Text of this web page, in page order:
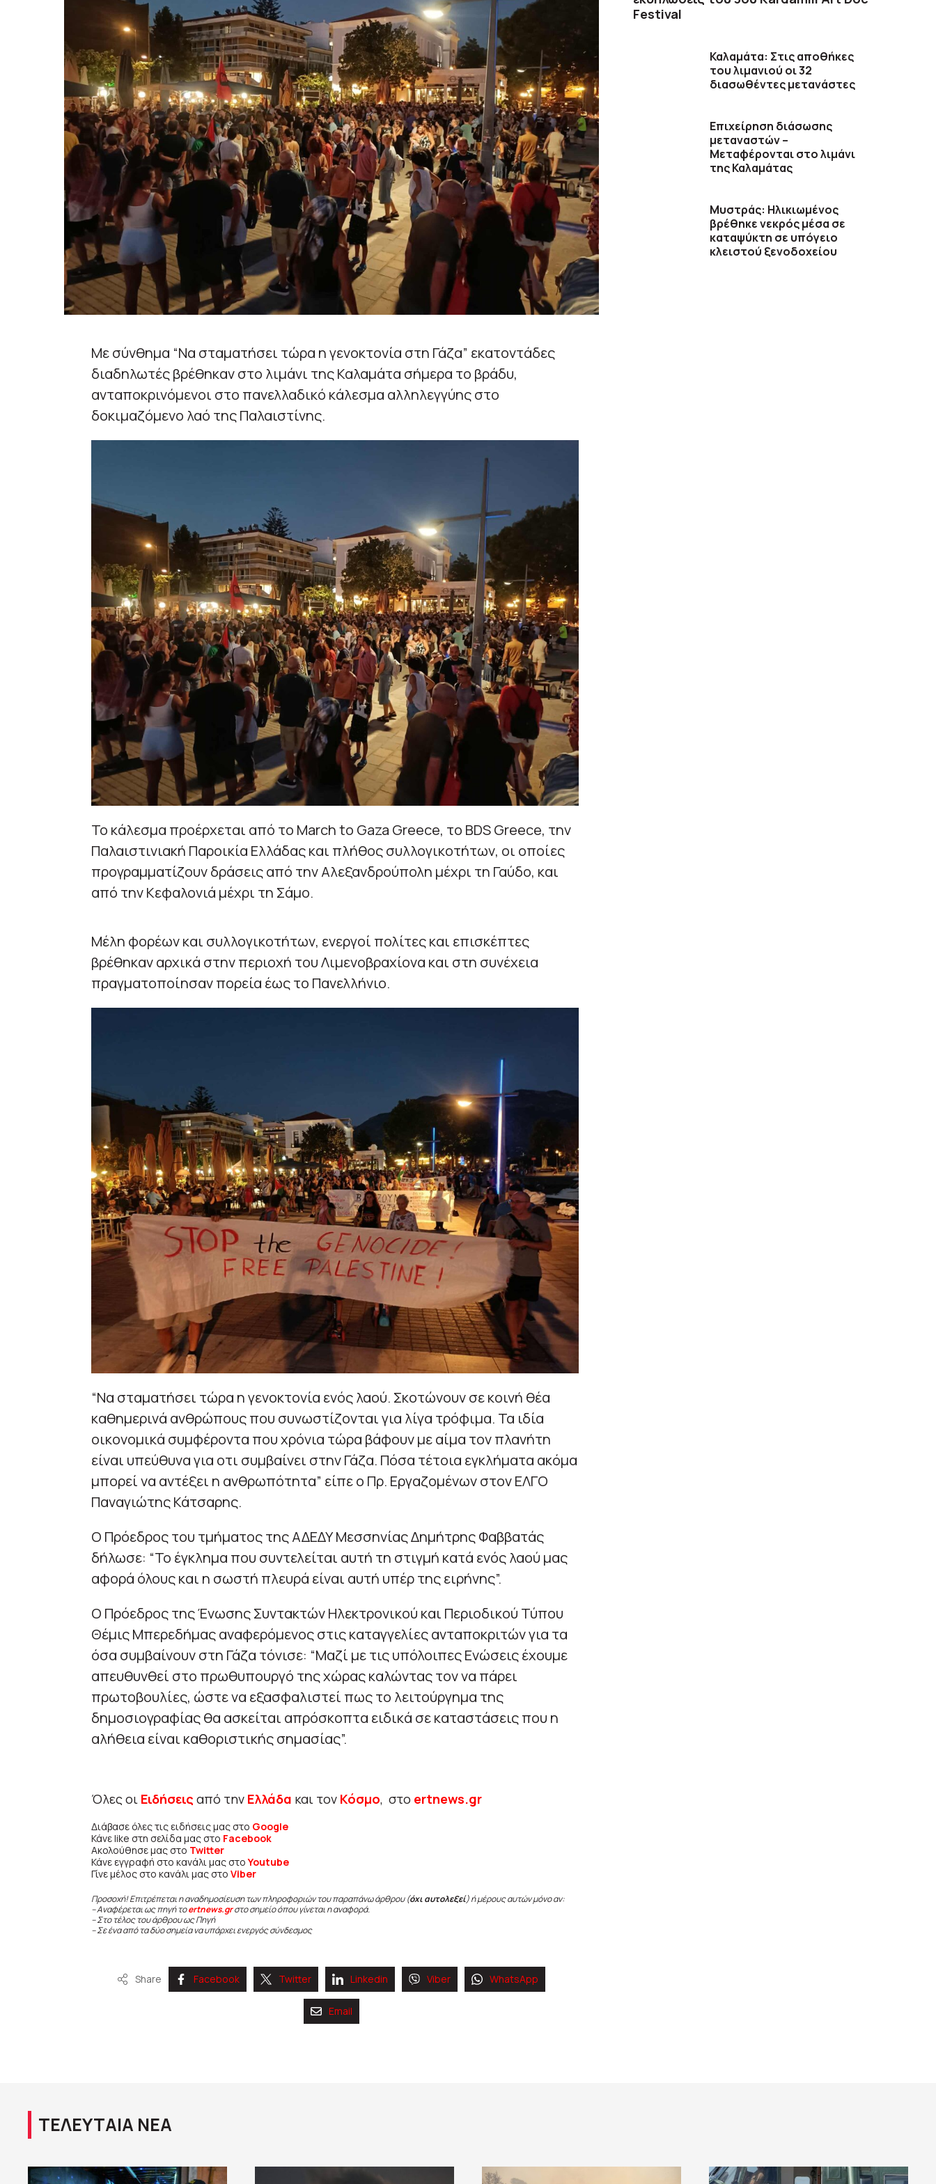
Με σύνθημα “Να σταματήσει τώρα η γενοκτονία στη Γάζα” εκατοντάδες
διαδηλωτές βρέθηκαν στο λιμάνι της Καλαμάτα σήμερα το βράδυ,
ανταποκρινόμενοι στο πανελλαδικό κάλεσμα αλληλεγγύης στο
δοκιμαζόμενο λαό της Παλαιστίνης.
Το κάλεσμα προέρχεται από το March to Gaza Greece, το BDS Greece, την
Παλαιστινιακή Παροικία Ελλάδας και πλήθος συλλογικοτήτων, οι οποίες
προγραμματίζουν δράσεις από την Αλεξανδρούπολη μέχρι τη Γαύδο, και
από την Κεφαλονιά μέχρι τη Σάμο.
Μέλη φορέων και συλλογικοτήτων, ενεργοί πολίτες και επισκέπτες
βρέθηκαν αρχικά στην περιοχή του Λιμενοβραχίονα και στη συνέχεια
πραγματοποίησαν πορεία έως το Πανελλήνιο.
“Να σταματήσει τώρα η γενοκτονία ενός λαού. Σκοτώνουν σε κοινή θέα
καθημερινά ανθρώπους που συνωστίζονται για λίγα τρόφιμα. Τα ιδία
οικονομικά συμφέροντα που χρόνια τώρα βάφουν με αίμα τον πλανήτη
είναι υπεύθυνα για οτι συμβαίνει στην Γάζα. Πόσα τέτοια εγκλήματα ακόμα
μπορεί να αντέξει η ανθρωπότητα” είπε ο Πρ. Εργαζομένων στον ΕΛΓΟ
Παναγιώτης Κάτσαρης.
Ο Πρόεδρος του τμήματος της ΑΔΕΔΥ Μεσσηνίας Δημήτρης Φαββατάς
δήλωσε: “Το έγκλημα που συντελείται αυτή τη στιγμή κατά ενός λαού μας
αφορά όλους και η σωστή πλευρά είναι αυτή υπέρ της ειρήνης”.
Ο Πρόεδρος της Ένωσης Συντακτών Ηλεκτρονικού και Περιοδικού Τύπου
Θέμις Μπερεδήμας αναφερόμενος στις καταγγελίες ανταποκριτών για τα
όσα συμβαίνουν στη Γάζα τόνισε: “Μαζί με τις υπόλοιπες Ενώσεις έχουμε
απευθυνθεί στο πρωθυπουργό της χώρας καλώντας τον να πάρει
πρωτοβουλίες, ώστε να εξασφαλιστεί πως το λειτούργημα της
δημοσιογραφίας θα ασκείται απρόσκοπτα ειδικά σε καταστάσεις που η
αλήθεια είναι καθοριστικής σημασίας”.
Όλες οι Ειδήσεις από την Ελλάδα και τον Κόσμο, στο ertnews.gr
Διάβασε όλες τις ειδήσεις μας στο Google
Κάνε like στη σελίδα μας στο Facebook
Ακολούθησε μας στο Twitter
Κάνε εγγραφή στο κανάλι μας στοYoutube
Γίνε μέλος στο κανάλι μας στο Viber
Προσοχή! Επιτρέπεται η αναδημοσίευση των πληροφοριών του παραπάνω άρθρου (όχι αυτολεξεί) ή μέρους αυτών μόνο αν:
– Αναφέρεται ως πηγή τοertnews.gr στο σημείο όπου γίνεται η αναφορά.
– Στο τέλος του άρθρου ως Πηγή
– Σε ένα από τα δύο σημεία να υπάρχει ενεργός σύνδεσμος
Share Facebook Twitter Linkedin Viber WhatsApp
Email
Festival
Καλαμάτα: Στις αποθήκες
του λιμανιού οι 32
διασωθέντες μετανάστες
Επιχείρηση διάσωσης
μεταναστών –
Μεταφέρονται στο λιμάνι
της Καλαμάτας
Μυστράς: Ηλικιωμένος
βρέθηκε νεκρός μέσα σε
καταψύκτη σε υπόγειο
κλειστού ξενοδοχείου
ΤΕΛΕΥΤΑΙΑ ΝΕΑ